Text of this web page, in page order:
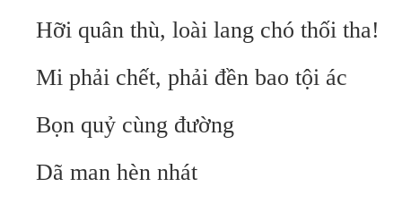
Hỡi quân thù, loài lang chó thối tha!
Mi phải chết, phải đền bao tội ác
Bọn quỷ cùng đường
Dã man hèn nhát